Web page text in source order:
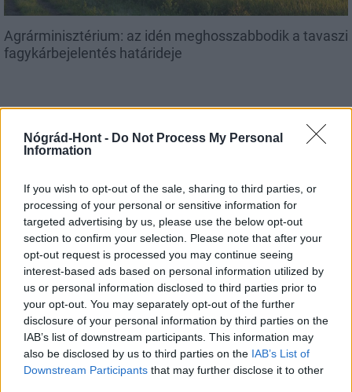
Nógrád-Hont - Do Not Process My Personal
Information
If you wish to opt-out of the sale, sharing to third parties, or
processing of your personal or sensitive information for
targeted advertising by us, please use the below opt-out
section to confirm your selection. Please note that after your
opt-out request is processed you may continue seeing
interest-based ads based on personal information utilized by
us or personal information disclosed to third parties prior to
your opt-out. You may separately opt-out of the further
disclosure of your personal information by third parties on the
IAB’s list of downstream participants. This information may
also be disclosed by us to third parties on the IAB’s List of
Downstream Participants that may further disclose it to other
Agrárminisztérium: az idén meghosszabbodik a tavaszi
fagykárbejelentés határideje
Mi épül?